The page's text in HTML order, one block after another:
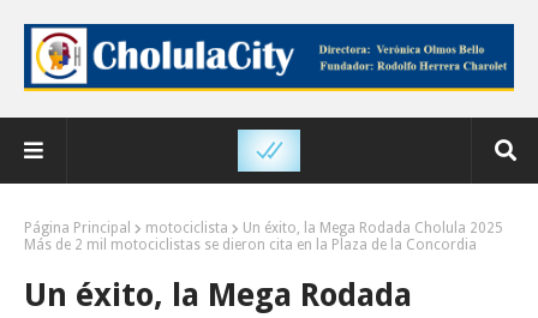
Página Principal motociclista
Un éxito, la Mega Rodada Cholula 2025
Más de 2 mil motociclistas se dieron cita en la Plaza de la Concordia
Un éxito, la Mega Rodada